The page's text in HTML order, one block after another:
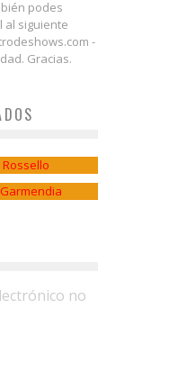
podes
al siguiente
-
Gracias.
no